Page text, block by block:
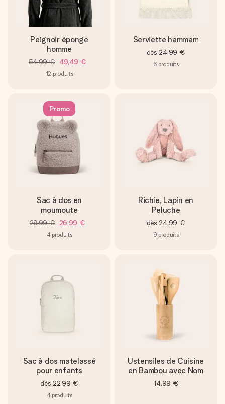
Peignoir éponge
homme
54,99 € 49,49 €
12 produits
Serviette hammam
dès 24,99 €
6 produits
Promo
Sac à dos en
moumoute
29,99 € 26,99 €
4 produits
Richie, Lapin en
Peluche
dès 24,99 €
9 produits
Sac à dos matelassé
pour enfants
dès 22,99 €
4 produits
Ustensiles de Cuisine
en Bambou avec Nom
14,99 €